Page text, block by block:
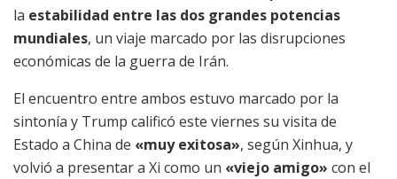
la estabilidad entre las dos grandes potencias
mundiales, un viaje marcado por las disrupciones
económicas de la guerra de Irán.
El encuentro entre ambos estuvo marcado por la
sintonía y Trump calificó este viernes su visita de
Estado a China de «muy exitosa», según Xinhua, y
volvió a presentar a Xi como un «viejo amigo» con el